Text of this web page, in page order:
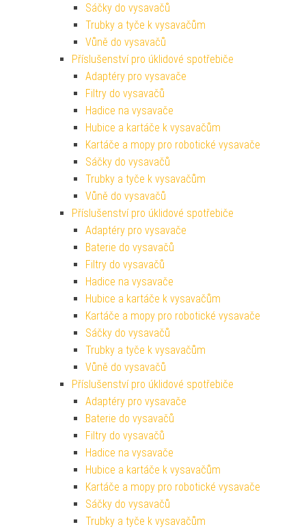
Sáčky do vysavačů
Trubky a tyče k vysavačům
Vůně do vysavačů
Příslušenství pro úklidové spotřebiče
Adaptéry pro vysavače
Filtry do vysavačů
Hadice na vysavače
Hubice a kartáče k vysavačům
Kartáče a mopy pro robotické vysavače
Sáčky do vysavačů
Trubky a tyče k vysavačům
Vůně do vysavačů
Příslušenství pro úklidové spotřebiče
Adaptéry pro vysavače
Baterie do vysavačů
Filtry do vysavačů
Hadice na vysavače
Hubice a kartáče k vysavačům
Kartáče a mopy pro robotické vysavače
Sáčky do vysavačů
Trubky a tyče k vysavačům
Vůně do vysavačů
Příslušenství pro úklidové spotřebiče
Adaptéry pro vysavače
Baterie do vysavačů
Filtry do vysavačů
Hadice na vysavače
Hubice a kartáče k vysavačům
Kartáče a mopy pro robotické vysavače
Sáčky do vysavačů
Trubky a tyče k vysavačům